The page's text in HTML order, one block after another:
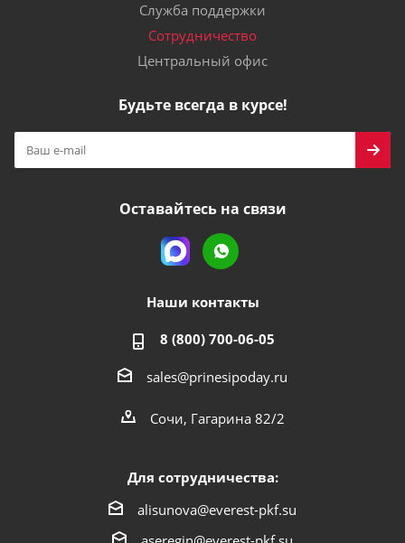
Служба поддержки
Сотрудничество
Центральный офис
Будьте всегда в курсе!
Оставайтесь на связи
Наши контакты
8 (800) 700-06-05
sales@prinesipoday.ru
Сочи, Гагарина 82/2
Для сотрудничества:
alisunova@everest-pkf.su